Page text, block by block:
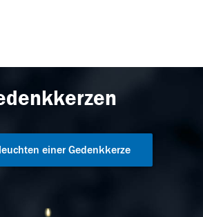
einer Gedenkkerze